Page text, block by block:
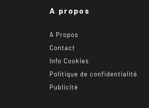
A propos
A Propos
Contact
Info Cookies
Politique de confidentialité
Publicité